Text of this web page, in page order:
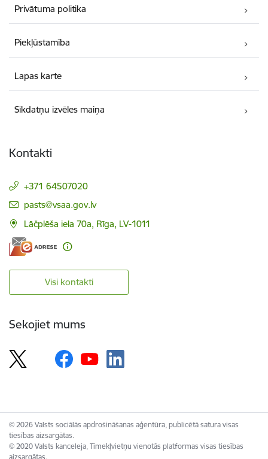
Privātuma politika
Piekļūstamība
Lapas karte
Sīkdatņu izvēles maiņa
Kontakti
+371 64507020
E-pasts:
pasts@vsaa.gov.lv
Lāčplēša iela 70a, Rīga, LV-1011
Visi kontakti
Sekojiet mums
© 2026 Valsts sociālās apdrošināšanas aģentūra, publicētā satura visas
tiesības aizsargātas.
© 2020 Valsts kanceleja, Tīmekļvietņu vienotās platformas visas tiesības
aizsargātas.